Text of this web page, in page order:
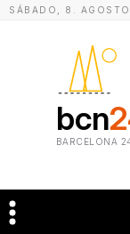
SÁBADO 8 AGOSTO
bcn
BARCELONA